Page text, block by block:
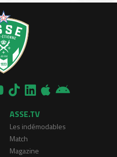
ASSE.TV
Les indémodables
Match
Magazine